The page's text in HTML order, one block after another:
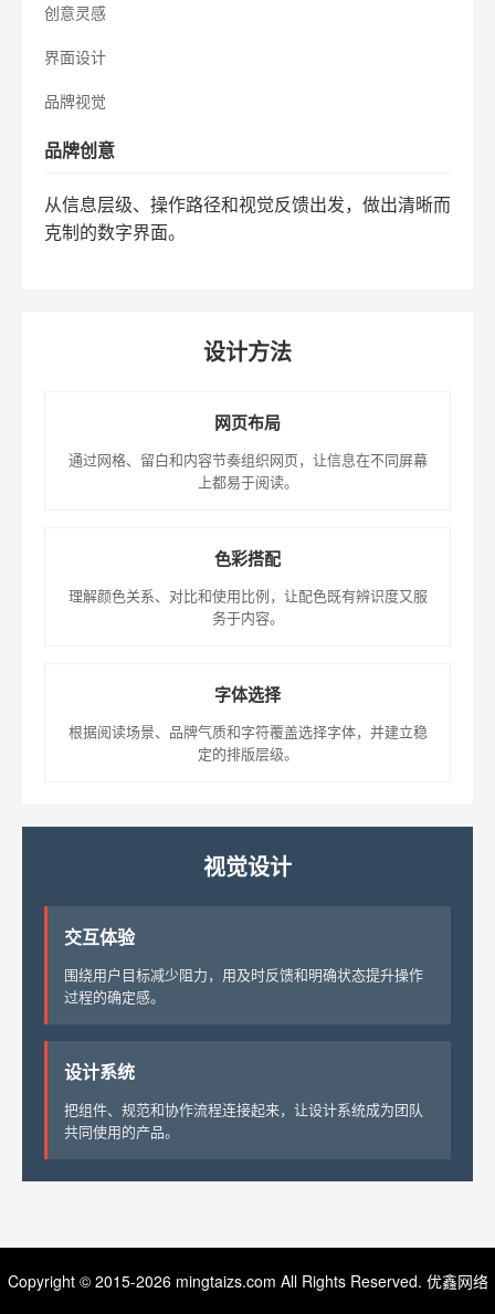
创意灵感
界面设计
品牌视觉
品牌创意
从信息层级、操作路径和视觉反馈出发，做出清晰而
克制的数字界面。
设计方法
网页布局
通过网格、留白和内容节奏组织网页，让信息在不同屏幕
上都易于阅读。
色彩搭配
理解颜色关系、对比和使用比例，让配色既有辨识度又服
务于内容。
字体选择
根据阅读场景、品牌气质和字符覆盖选择字体，并建立稳
定的排版层级。
视觉设计
交互体验
围绕用户目标减少阻力，用及时反馈和明确状态提升操作
过程的确定感。
设计系统
把组件、规范和协作流程连接起来，让设计系统成为团队
共同使用的产品。
Copyright © 2015-2026 mingtaizs.com All Rights Reserved. 优鑫网络